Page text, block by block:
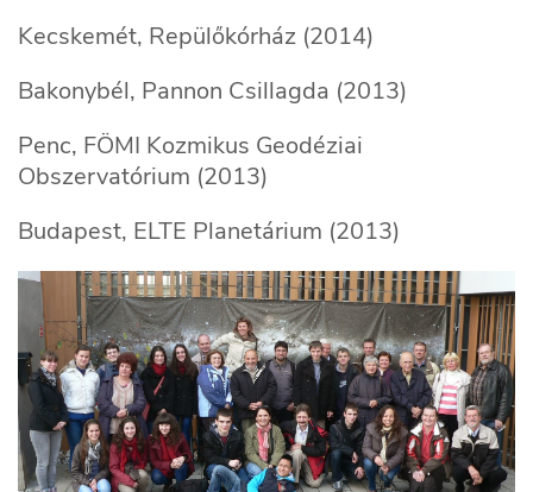
Kecskemét, Repülőkórház (2014)
Bakonybél, Pannon Csillagda (2013)
Penc, FÖMI Kozmikus Geodéziai
Obszervatórium (2013)
Budapest, ELTE Planetárium (2013)